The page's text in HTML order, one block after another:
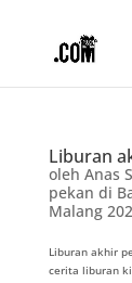
Liburan
oleh Anas
pekan di
Malang
Liburan akhir
cerita liburan